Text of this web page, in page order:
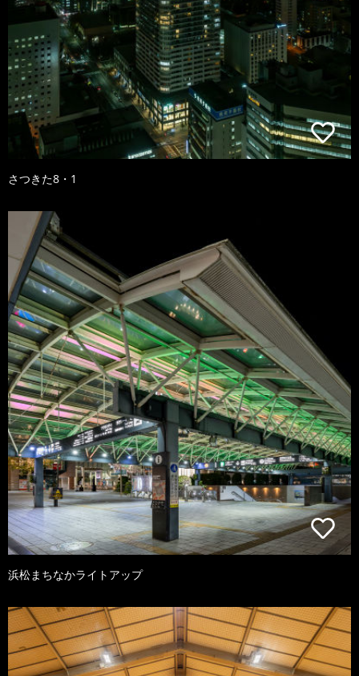
さつきた8・1
浜松まちなかライトアップ